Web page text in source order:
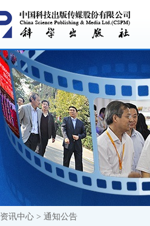
资讯中心 > 通知公告